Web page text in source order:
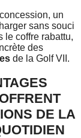
un
sans souci
le coffre rabattu,
des
de la Golf VII.
DE LA